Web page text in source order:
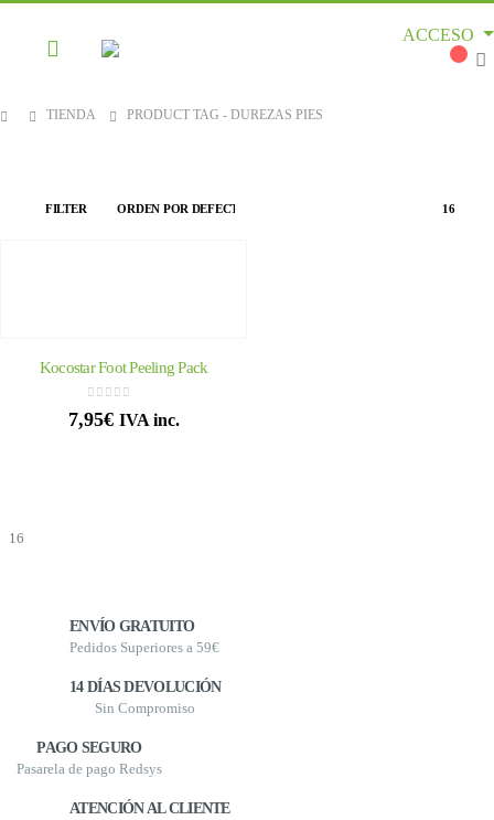
ACCESO
TIENDA PRODUCT TAG - DUREZAS PIES
FILTER
Kocostar Foot Peeling Pack
0out of 5
7,95€ IVA inc.
ENVÍO GRATUITO
Pedidos Superiores a 59€
14 DÍAS DEVOLUCIÓN
Sin Compromiso
PAGO SEGURO
Pasarela de pago Redsys
ATENCIÓN AL CLIENTE